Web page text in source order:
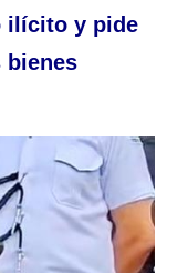
ilícito y pide
bienes